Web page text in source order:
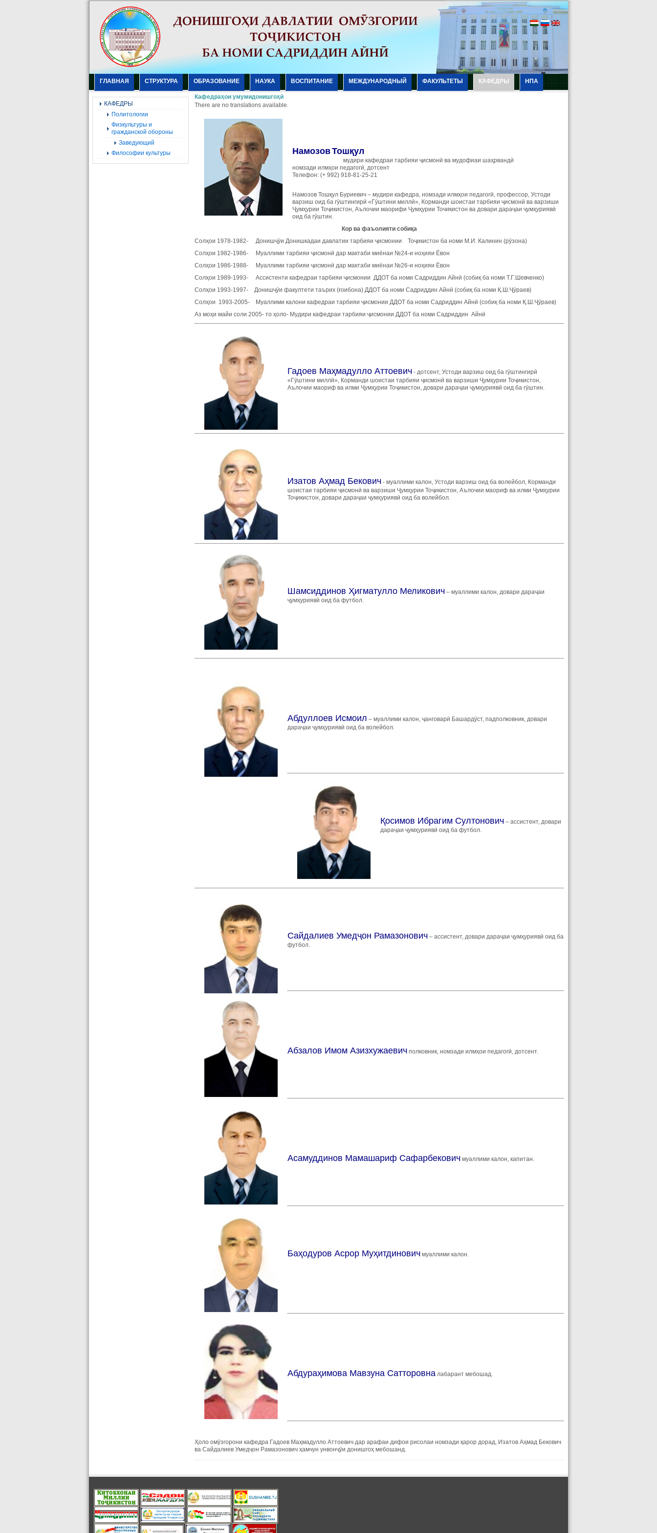
ГЛАВНАЯ СТРУКТУРА ОБРАЗОВАНИЕ НАУКА ВОСПИТАНИЕ МЕЖДУНАРОДНЫЙ ФАКУЛЬТЕТЫ КАФЕДРЫ НПА
КАФЕДРЫ
Политологии
Физкультуры и
гражданской обороны
Заведующий
Философии культуры
Кафедраҳои умумидонишгоҳӣ
There are no translations available.
НамозовТошқул
мудири кафедраи тарбияи ҷисмонӣ ва мудофиаи шаҳрвандӣ
номзади илмҳои педагогӣ, дотсент
Телефон: (+ 992) 918-81-25-21
Намозов Тошқул Буриевич – мудири кафедра, номзади илмҳои педагогӣ, профессор, Устоди
варзиш оид ба гӯштингирӣ «Гӯштини миллӣ», Корманди шоистаи тарбияи ҷисмонӣ ва варзиши
Ҷумҳурии Тоҷикистон, Аълочии маорифи Ҷумҳурии Точикистон ва довари дараҷаи ҷумҳуриявӣ
оид ба гӯштин.
Кор ва фаъолияти собиқа
Солҳои 1978-1982- Донишҷӯи Донишкадаи давлатии тарбияи ҷисмонии Тоҷикистон ба номи М.И. Калинин (рӯзона)
Солҳои 1982-1986- Муаллими тарбияи ҷисмонӣ дар мактаби миёнаи №24-и ноҳияи Ёвон
Солҳои 1986-1988- Муаллими тарбияи ҷисмонӣ дар мактаби миёнаи №26-и ноҳияи Ёвон
Солҳои 1989-1993- Ассистенти кафедраи тарбияи ҷисмонии ДДОТ ба номи Садриддин Айнӣ (собиқ ба номи Т.Г.Шевченко)
Солҳои 1993-1997- Донишҷӯи факултети таърих (ғоибона) ДДОТ ба номи Садриддин Айнӣ (собиқ ба номи Қ.Ш.Ҷӯраев)
Солҳои 1993-2005- Муаллими калони кафедраи тарбияи ҷисмонии ДДОТ ба номи Садриддин Айнӣ (собиқ ба номи Қ.Ш.Ҷӯраев)
Аз моҳи майи соли 2005- то ҳоло- Мудири кафедраи тарбияи ҷисмонии ДДОТ ба номи Садриддин Айнӣ
Гадоев Маҳмадулло Аттоевич - дотсент, Устоди варзиш оид ба гӯштингирӣ
«Гӯштини миллӣ», Корманди шоистаи тарбияи ҷисмонӣ ва варзиши Ҷумҳурии Тоҷикистон,
Аълочии маориф ва илми Ҷумҳурии Тоҷикистон, довари дараҷаи ҷумҳуриявӣ оид ба гӯштин.
Изатов Аҳмад Бекович - муаллими калон, Устоди варзиш оид ба волейбол, Корманди
шоистаи тарбияи ҷисмонӣ ва варзиши Ҷумҳурии Тоҷикистон, Аълочии маориф ва илми Ҷумҳурии
Тоҷикистон, довари дараҷаи ҷумҳуриявӣ оид ба волейбол.
Шамсиддинов Ҳигматулло Меликович – муаллими калон, довари дараҷаи
ҷумҳуриявӣ оид ба футбол.
Абдуллоев Исмоил – муаллими калон, ҷанговарӣ Башардӯст, падполковник, довари
дараҷаи ҷумҳуриявӣ оид ба волейбол.
Қосимов Ибрагим Султонович – ассистент, довари
дараҷаи ҷумҳуриявӣ оид ба футбол.
Сайдалиев Умедҷон Рамазонович – ассистент, довари дараҷаи ҷумҳуриявӣ оид ба
футбол.
Абзалов Имом Азизхужаевич полковник, номзади илмҳои педагогӣ, дотсент.
Асамуддинов Мамашариф Сафарбекович муаллими калон, капитан.
Баҳодуров Асрор Муҳитдинович муаллими калон.
Абдураҳимова Мавзуна Сатторовна лабарант мебошад.
Ҳоло омӯзгорони кафедра Гадоев Маҳмадулло Аттоевич дар арафаи дифои рисолаи номзади қарор дорад, Изатов Аҳмад Бекович
ва Сайдалиев Умедҷон Рамазонович ҳамчун унвонҷӯи донишгоҳ мебошанд.